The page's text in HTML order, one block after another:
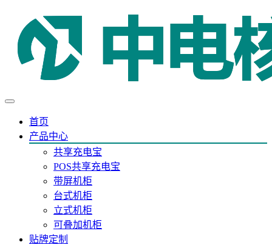
首页
产品中心
共享充电宝
POS共享充电宝
带屏机柜
台式机柜
立式机柜
可叠加机柜
贴牌定制